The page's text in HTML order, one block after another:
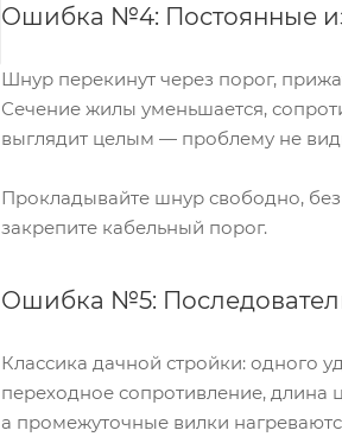
Ошибка №4: Постоянные
Шнур перекинут через порог,
Сечение жилы уменьшается,
выглядит целым — проблему не
Прокладывайте шнур свободно,
закрепите кабельный порог.
Ошибка №5:
Классика дачной стройки: одного
переходное сопротивление, длина
а промежуточные вилки